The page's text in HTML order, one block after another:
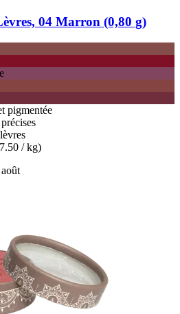
04 Marron (0,80 g)
pigmentée
/ kg)